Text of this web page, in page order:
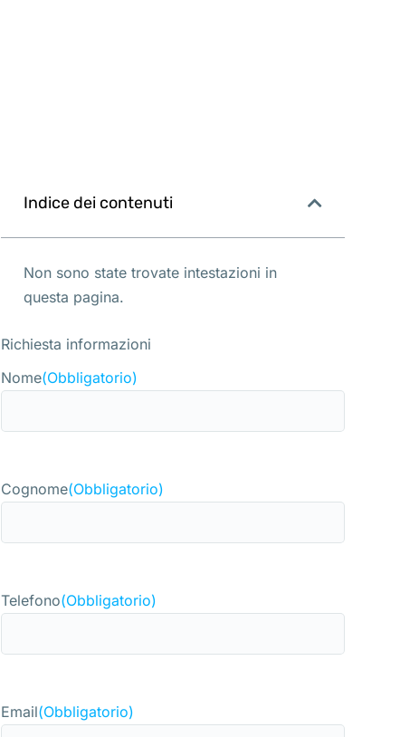
Indice dei contenuti
Non sono state trovate intestazioni in
questa pagina.
Richiesta informazioni
Nome(Obbligatorio)
Cognome(Obbligatorio)
Telefono(Obbligatorio)
Email(Obbligatorio)